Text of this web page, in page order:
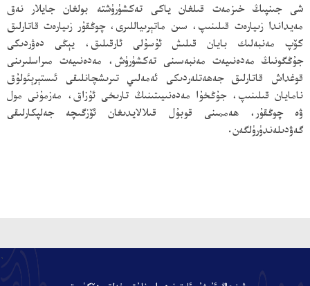
شى جىنپىڭ خىزمەت قىلغان ياكى تەكشۈرۈشتە بولغان جايلار نەق
مەيداندا زىيارەت قىلىنىپ، سىن ماتېرىياللىرى، چوڭقۇر زىيارەت قاتارلىق
كۆپ مەنبەلىك بايان قىلىش ئۇسۇلى ئارقىلىق، يېڭى دەۋردىكى
جۇڭگونىڭ مەدەنىيەت مەنبەسىنى تەكشۈرۈش، مەدەنىيەت مىراسلىرىنى
قوغداش قاتارلىق جەھەتلەردىكى ئەمەلىي تىرىشچانلىقى ئىستېرېئولۇق
نامايان قىلىنىپ، جۇڭخۇا مەدەنىيىتىنىڭ تارىخى ئۇزاق، مەزمۇنى مول
ۋە چوڭقۇر، ھەممىنى قوبۇل قىلالايدىغان ئۆزگىچە جەلپكارلىقى
گەۋدىلەندۈرۈلگەن.
、